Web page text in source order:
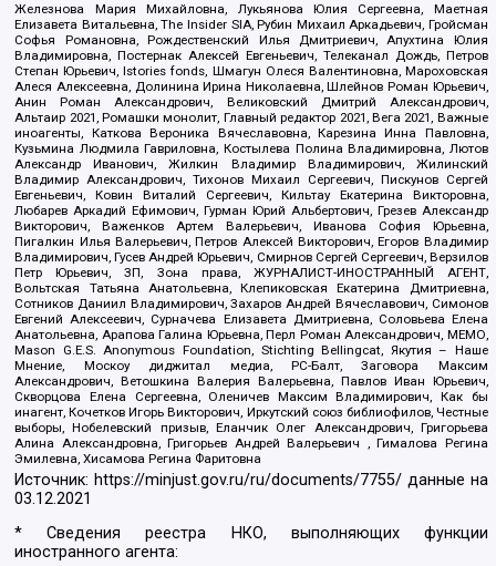
Железнова Мария Михайловна, Лукьянова Юлия Сергеевна, Маетная
Елизавета Витальевна, The Insider SIA, Рубин Михаил Аркадьевич, Гройсман
Софья Романовна, Рождественский Илья Дмитриевич, Апухтина Юлия
Владимировна, Постернак Алексей Евгеньевич, Телеканал Дождь, Петров
Степан Юрьевич, Istories fonds, Шмагун Олеся Валентиновна, Мароховская
Алеся Алексеевна, Долинина Ирина Николаевна, Шлейнов Роман Юрьевич,
Анин Роман Александрович, Великовский Дмитрий Александрович,
Альтаир 2021, Ромашки монолит, Главный редактор 2021, Вега 2021, Важные
иноагенты, Каткова Вероника Вячеславовна, Карезина Инна Павловна,
Кузьмина Людмила Гавриловна, Костылева Полина Владимировна, Лютов
Александр Иванович, Жилкин Владимир Владимирович, Жилинский
Владимир Александрович, Тихонов Михаил Сергеевич, Пискунов Сергей
Евгеньевич, Ковин Виталий Сергеевич, Кильтау Екатерина Викторовна,
Любарев Аркадий Ефимович, Гурман Юрий Альбертович, Грезев Александр
Викторович, Важенков Артем Валерьевич, Иванова София Юрьевна,
Пигалкин Илья Валерьевич, Петров Алексей Викторович, Егоров Владимир
Владимирович, Гусев Андрей Юрьевич, Смирнов Сергей Сергеевич, Верзилов
Петр Юрьевич, ЗП, Зона права, ЖУРНАЛИСТ-ИНОСТРАННЫЙ АГЕНТ,
Вольтская Татьяна Анатольевна, Клепиковская Екатерина Дмитриевна,
Сотников Даниил Владимирович, Захаров Андрей Вячеславович, Симонов
Евгений Алексеевич, Сурначева Елизавета Дмитриевна, Соловьева Елена
Анатольевна, Арапова Галина Юрьевна, Перл Роман Александрович, МЕМО,
Mason G.E.S. Anonymous Foundation, Stichting Bellingcat, Якутия – Наше
Мнение, Москоу диджитал медиа, РС-Балт, Заговора Максим
Александрович, Ветошкина Валерия Валерьевна, Павлов Иван Юрьевич,
Скворцова Елена Сергеевна, Оленичев Максим Владимирович, Как бы
инагент, Кочетков Игорь Викторович, Иркутский союз библиофилов, Честные
выборы, Нобелевский призыв, Еланчик Олег Александрович, Григорьева
Алина Александровна, Григорьев Андрей Валерьевич , Гималова Регина
Эмилевна, Хисамова Регина Фаритовна
Источник: https://minjust.gov.ru/ru/documents/7755/ данные на
03.12.2021
* Сведения реестра НКО, выполняющих функции
иностранного агента: